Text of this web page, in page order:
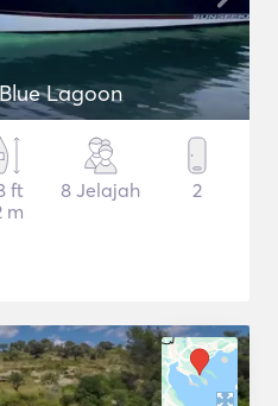
Lagoon
ft
m
8 Jelajah 2